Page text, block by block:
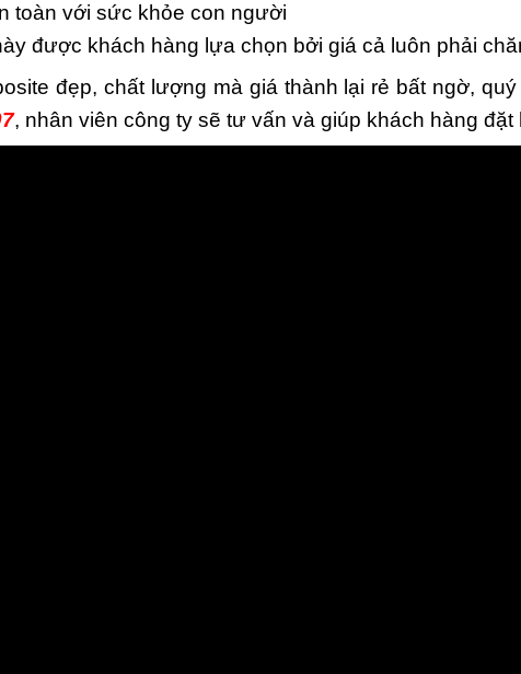
toàn với sức khỏe con người
được khách hàng lựa chọn bởi giá cả luôn phải
đẹp, chất lượng mà giá thành lại rẻ bất ngờ,
, nhân viên công ty sẽ tư vấn và giúp khách hàng đặt